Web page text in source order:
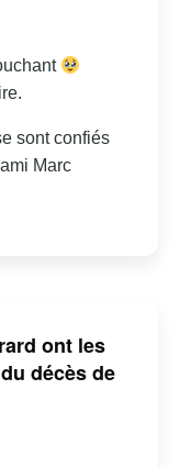
sont confiés
Marc
ont les
décès de